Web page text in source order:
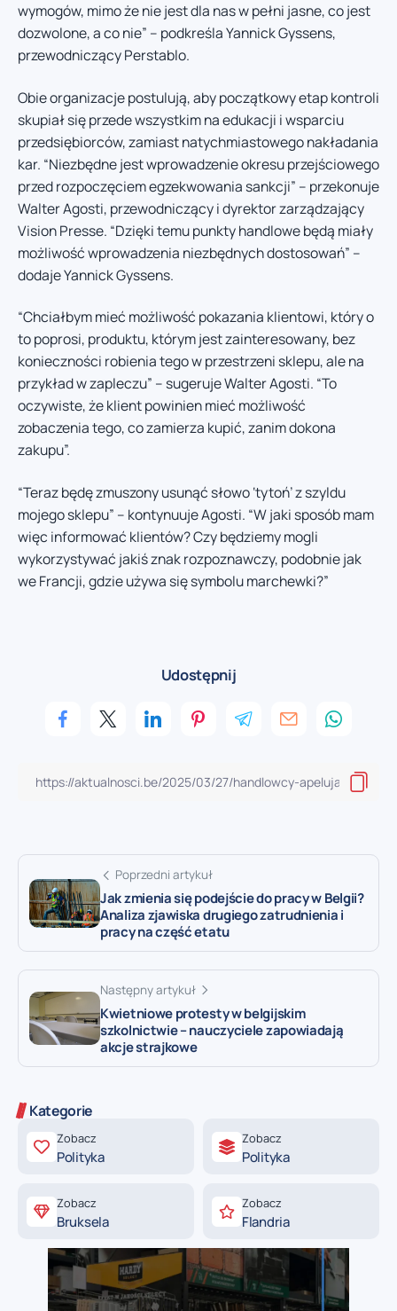
wymogów, mimo że nie jest dla nas w pełni jasne, co jest
dozwolone, a co nie” – podkreśla Yannick Gyssens,
przewodniczący Perstablo.
Obie organizacje postulują, aby początkowy etap kontroli
skupiał się przede wszystkim na edukacji i wsparciu
przedsiębiorców, zamiast natychmiastowego nakładania
kar. “Niezbędne jest wprowadzenie okresu przejściowego
przed rozpoczęciem egzekwowania sankcji” – przekonuje
Walter Agosti, przewodniczący i dyrektor zarządzający
Vision Presse. “Dzięki temu punkty handlowe będą miały
możliwość wprowadzenia niezbędnych dostosowań” –
dodaje Yannick Gyssens.
“Chciałbym mieć możliwość pokazania klientowi, który o
to poprosi, produktu, którym jest zainteresowany, bez
konieczności robienia tego w przestrzeni sklepu, ale na
przykład w zapleczu” – sugeruje Walter Agosti. “To
oczywiste, że klient powinien mieć możliwość
zobaczenia tego, co zamierza kupić, zanim dokona
zakupu”.
“Teraz będę zmuszony usunąć słowo ‘tytoń’ z szyldu
mojego sklepu” – kontynuuje Agosti. “W jaki sposób mam
więc informować klientów? Czy będziemy mogli
wykorzystywać jakiś znak rozpoznawczy, podobnie jak
we Francji, gdzie używa się symbolu marchewki?”
Udostępnij
Poprzedni artykuł
Jak zmienia się podejście do pracy w Belgii?
Analiza zjawiska drugiego zatrudnienia i
pracy na część etatu
Następny artykuł
Kwietniowe protesty w belgijskim
szkolnictwie – nauczyciele zapowiadają
akcje strajkowe
Kategorie
Zobacz
Polityka
Zobacz
Polityka
Zobacz
Bruksela
Zobacz
Flandria